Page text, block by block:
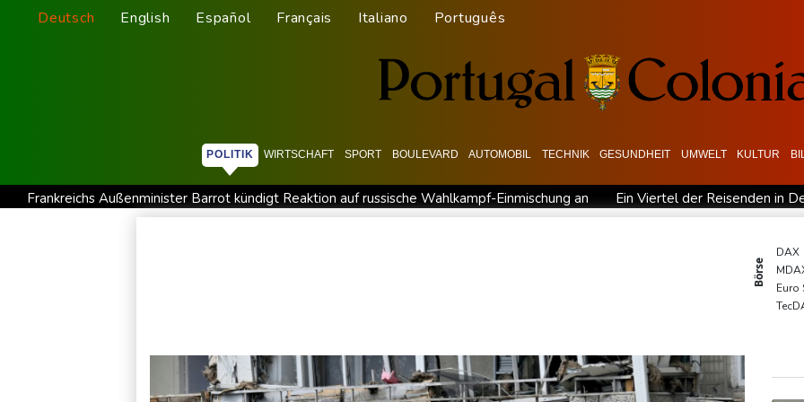
Deutsch English Español Français Italiano Português
POLITIK WIRTSCHAFT SPORT BOULEVARD AUTOMOBIL TECHNIK GESUNDHEIT UMWELT KULTUR
Frankreichs Außenminister Barrot kündigt Reaktion auf russische Wahlkampf-Einmischung an
Ein Viertel der Reisenden in
Medien: Türkischer Präsident Erdogan zu Dreiergipfel in
Weniger Falschgeld im ersten
Urteil: Nähe zu Muslimbruderschaft kann
Börse
DAX
Euro